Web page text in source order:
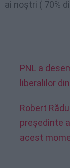
ai noștri ( 70%
PNL a
liberalilor
Robert
preşedinte
acest